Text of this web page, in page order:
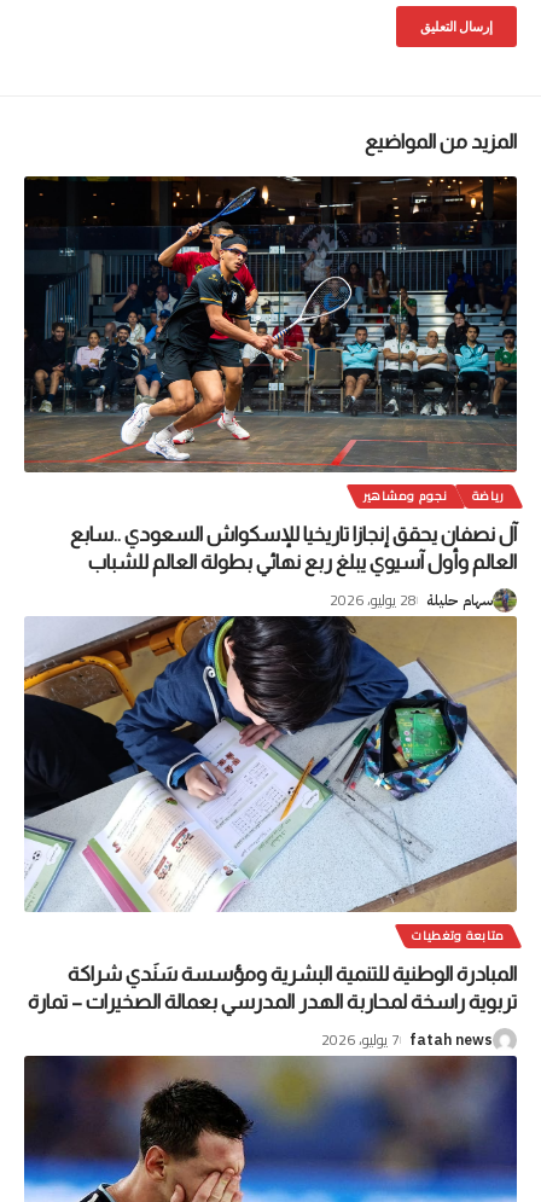
المزيد من المواضيع
رياضة
نجوم ومشاهير
آل نصفان يحقق إنجازا تاريخيا للإسكواش السعودي ..سابع
العالم وأول آسيوي يبلغ ربع نهائي بطولة العالم للشباب
سهام حليلة 28 يوليو، 2026
متابعة وتغطيات
المبادرة الوطنية للتنمية البشرية ومؤسسة سَنَدي شراكة
تربوية راسخة لمحاربة الهدر المدرسي بعمالة الصخيرات – تمارة
fatah news 7 يوليو، 2026